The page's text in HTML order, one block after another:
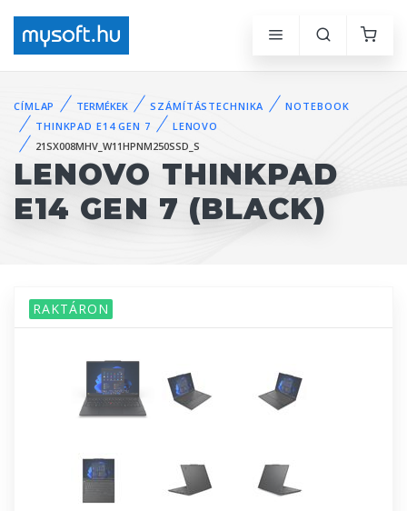
CÍMLAP TERMÉKEK SZÁMÍTÁSTECHNIKA
NOTEBOOK
THINKPAD E14 GEN 7
LENOVO
21SX008MHV_W11HPNM250SSD_S
LENOVO THINKPAD
E14 GEN 7 (BLACK)
RAKTÁRON